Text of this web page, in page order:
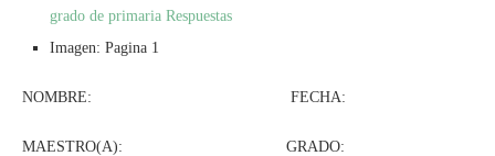
grado de primaria Respuestas
Imagen: Pagina 1
NOMBRE: FECHA:
MAESTRO(A): GRADO: